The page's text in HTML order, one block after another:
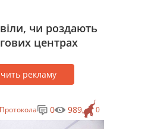
чи роздають
центрах
рекламу
0
0 989